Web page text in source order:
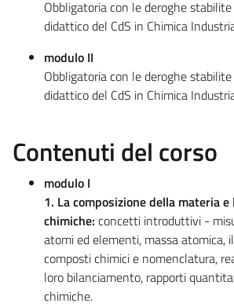
Obbligatoria con le deroghe
didattico del CdS in Chimica
modulo II
Obbligatoria con le deroghe
didattico del CdS in Chimica
Contenuti del corso
modulo I
1. La composizione della materia e
chimiche: concetti introduttivi -
atomi ed elementi, massa atomica,
composti chimici e nomenclatura,
loro bilanciamento, rapporti
chimiche.